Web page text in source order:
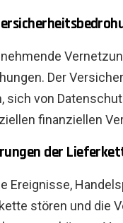
Der
sich von
finanziellen
der
Ereignisse,
stören und die